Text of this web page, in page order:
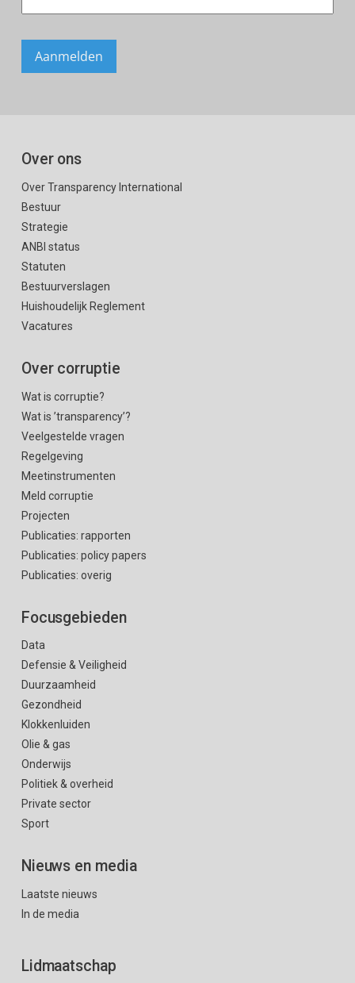
Over ons
Over Transparency International
Bestuur
Strategie
ANBI status
Statuten
Bestuurverslagen
Huishoudelijk Reglement
Vacatures
Over corruptie
Wat is corruptie?
Wat is ’transparency’?
Veelgestelde vragen
Regelgeving
Meetinstrumenten
Meld corruptie
Projecten
Publicaties: rapporten
Publicaties: policy papers
Publicaties: overig
Focusgebieden
Data
Defensie & Veiligheid
Duurzaamheid
Gezondheid
Klokkenluiden
Olie & gas
Onderwijs
Politiek & overheid
Private sector
Sport
Nieuws en media
Laatste nieuws
In de media
Lidmaatschap